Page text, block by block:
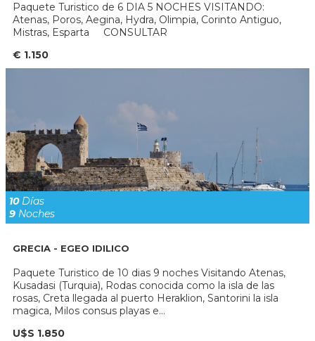
Paquete Turistico de 6 DIA 5 NOCHES VISITANDO:
Atenas, Poros, Aegina, Hydra, Olimpia, Corinto Antiguo,
Mistras, Esparta CONSULTAR
€ 1.150
10Días
9 Noches
GRECIA - EGEO IDILICO
Paquete Turistico de 10 dias 9 noches Visitando Atenas,
Kusadasi (Turquia), Rodas conocida como la isla de las
rosas, Creta llegada al puerto Heraklion, Santorini la isla
magica, Milos consus playas e...
U$S 1.850